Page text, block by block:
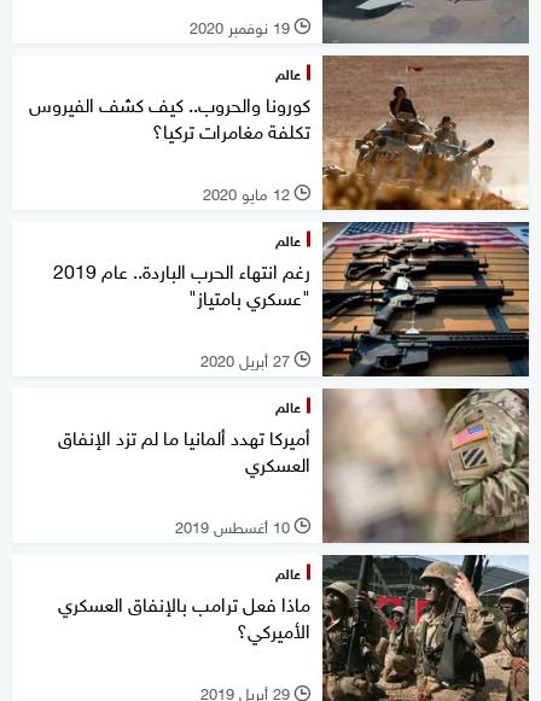
l 19 نوفمبر 2020
عالم
كورونا والحروب.. كيف كشف الفيروس
تكلفة مغامرات تركيا؟
l 12 مايو 2020
عالم
رغم انتهاء الحرب الباردة.. عام 2019
"عسكري بامتياز"
l 27 أبريل 2020
عالم
أميركا تهدد ألمانيا ما لم تزد الإنفاق
العسكري
l 10 أغسطس 2019
عالم
ماذا فعل ترامب بالإنفاق العسكري
الأميركي؟
l 29 أبريل 2019